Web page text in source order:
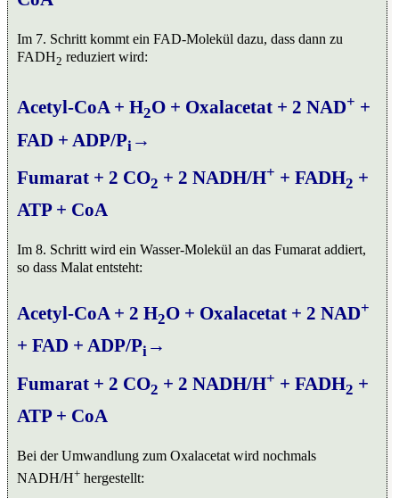
Im 7. Schritt kommt ein FAD-Molekül dazu, dass dann zu
FADH2 reduziert wird:
Acetyl-CoA + H2O + Oxalacetat + 2 NAD+ +
FAD + ADP/Pi →
Fumarat + 2 CO2 + 2 NADH/H+ + FADH2 +
ATP + CoA
Im 8. Schritt wird ein Wasser-Molekül an das Fumarat addiert,
so dass Malat entsteht:
Acetyl-CoA + 2 H2O + Oxalacetat + 2 NAD+
+ FAD + ADP/Pi →
Fumarat + 2 CO2 + 2 NADH/H+ + FADH2 +
ATP + CoA
Bei der Umwandlung zum Oxalacetat wird nochmals
NADH/H+ hergestellt: